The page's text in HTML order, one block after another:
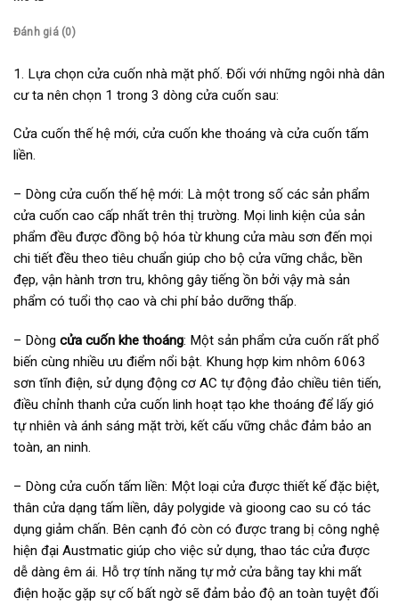
Đánh giá (0)
1. Lựa chọn cửa cuốn nhà mặt phố. Đối với những ngôi nhà dân
cư ta nên chọn 1 trong 3 dòng cửa cuốn sau:
Cửa cuốn thế hệ mới, cửa cuốn khe thoáng và cửa cuốn tấm
liền.
– Dòng cửa cuốn thế hệ mới: Là một trong số các sản phẩm
cửa cuốn cao cấp nhất trên thị trường. Mọi linh kiện của sản
phẩm đều được đồng bộ hóa từ khung cửa màu sơn đến mọi
chi tiết đều theo tiêu chuẩn giúp cho bộ cửa vững chắc, bền
đẹp, vận hành trơn tru, không gây tiếng ồn bởi vậy mà sản
phẩm có tuổi thọ cao và chi phí bảo dưỡng thấp.
– Dòng cửa cuốn khe thoáng: Một sản phẩm cửa cuốn rất phổ
biến cùng nhiều ưu điểm nổi bật. Khung hợp kim nhôm 6063
sơn tĩnh điện, sử dụng động cơ AC tự động đảo chiều tiên tiến,
điều chỉnh thanh cửa cuốn linh hoạt tạo khe thoáng để lấy gió
tự nhiên và ánh sáng mặt trời, kết cấu vững chắc đảm bảo an
toàn, an ninh.
– Dòng cửa cuốn tấm liền: Một loại cửa được thiết kế đặc biệt,
thân cửa dạng tấm liền, dây polygide và gioong cao su có tác
dụng giảm chấn. Bên cạnh đó còn có được trang bị công nghệ
hiện đại Austmatic giúp cho việc sử dụng, thao tác cửa được
dễ dàng êm ái. Hỗ trợ tính năng tự mở cửa bằng tay khi mất
điện hoặc gặp sự cố bất ngờ sẽ đảm bảo độ an toàn tuyệt đối